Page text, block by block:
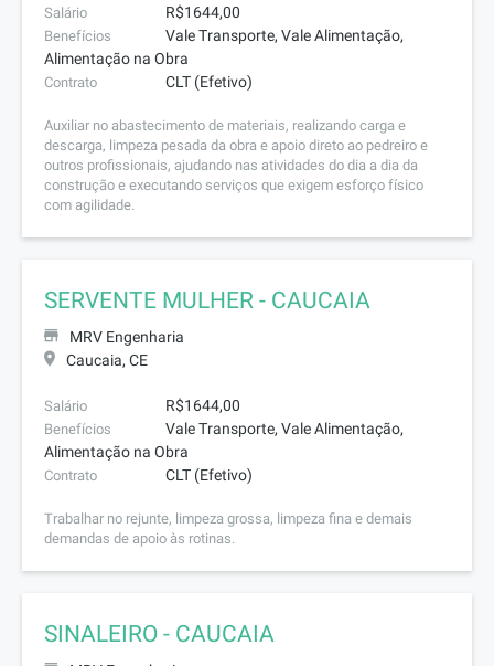
Salário R$1644,00
Benefícios
Vale Transporte, Vale Alimentação,
Alimentação na Obra
Contrato CLT (Efetivo)
Auxiliar no abastecimento de materiais, realizando carga e
descarga, limpeza pesada da obra e apoio direto ao pedreiro e
outros profissionais, ajudando nas atividades do dia a dia da
construção e executando serviços que exigem esforço físico
com agilidade.
SERVENTE MULHER - CAUCAIA
MRV Engenharia
Caucaia, CE
Salário R$1644,00
Benefícios
Vale Transporte, Vale Alimentação,
Alimentação na Obra
Contrato CLT (Efetivo)
Trabalhar no rejunte, limpeza grossa, limpeza fina e demais
demandas de apoio às rotinas.
SINALEIRO - CAUCAIA